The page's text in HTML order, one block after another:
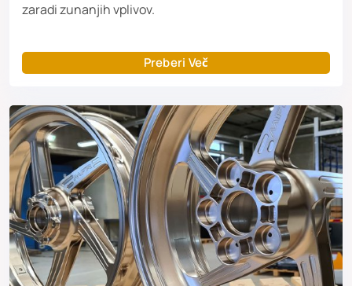
zaradi zunanjih vplivov.
Preberi Več